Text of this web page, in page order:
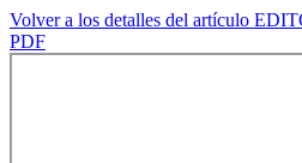
Volver a los detalles del artículo
PDF